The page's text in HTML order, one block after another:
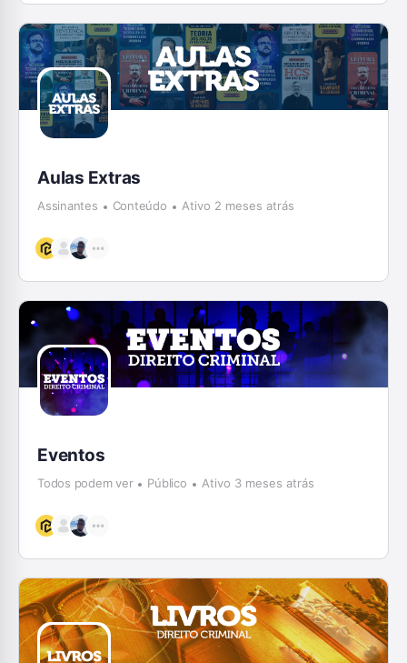
Aulas Extras
Assinantes Conteúdo Ativo 2 meses atrás
Eventos
Todos podem ver Público Ativo 3 meses atrás